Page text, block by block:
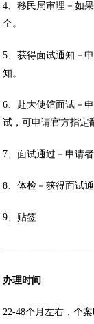
4、移民局审理－如
全。
5、获得面试通知－
知。
6、赴大使馆面试－
试，可申请官方指定
7、面试通过－申请
8、体检－获得面试
9、贴签
办理时间
22-48个月左右，个